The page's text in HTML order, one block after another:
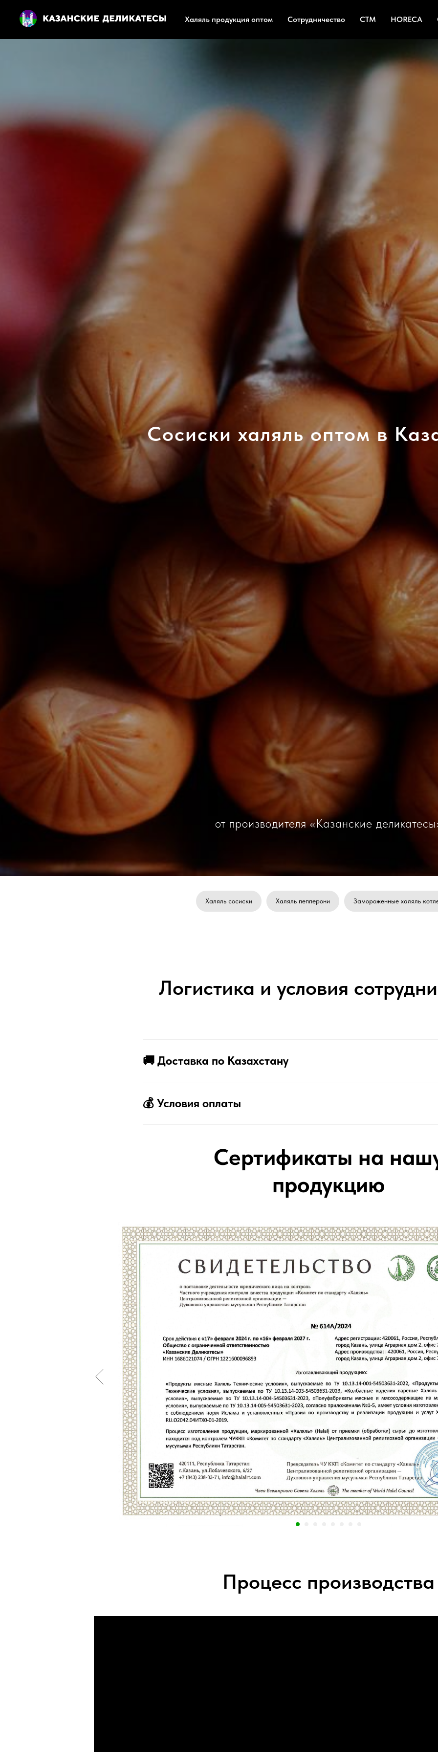
Халяль продукция оптом Сотрудничество СТМ HORECA
Сосиски халяль оптом в
от производителя «Казанские
Халяль сосиски Халяль пепперони Замороженные халяль
Логистика и условия
🚚 Доставка по Казахстану
💰 Условия оплаты
Сертификаты на
продукцию
Процесс производства